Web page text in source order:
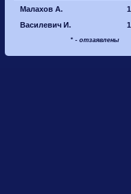
Малахов А.
1
Василевич И.
1
* - отзаявлены